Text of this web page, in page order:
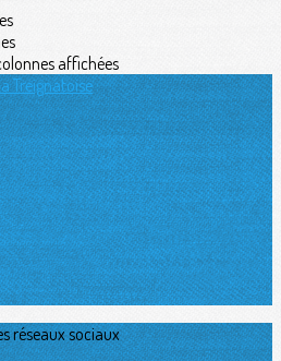
affichées
réseaux sociaux